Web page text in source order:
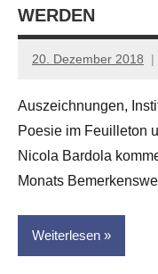
WERDEN
20. Dezember 2018
Anton
Leitner
Auszeichnungen,
Poesie im Feuilleton
Nicola Bardola
Monats
Weiterlesen